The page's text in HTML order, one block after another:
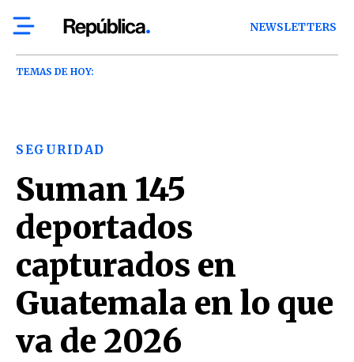
NEWSLETTERS
TEMAS DE HOY:
SEGURIDAD
Suman 145
deportados
capturados en
Guatemala en lo que
va de 2026